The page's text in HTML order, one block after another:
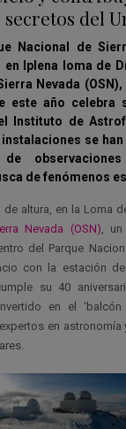
del
Nacional de
lplena loma de
Nevada
este año celebra
Instituto de
instalaciones se
de fenómenos
altura, en la Loma
Nevada (OSN), un
del Parque
con la estación
su 40
en el
en astronomía